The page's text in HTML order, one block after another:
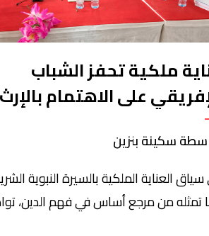
ملكية تحفز الشباب
على الاهتمام بالإرث
سكينة بنزين
العناية الملكية بالسيرة النبوية
تمثله من مرجع أساس في فهم الدين،